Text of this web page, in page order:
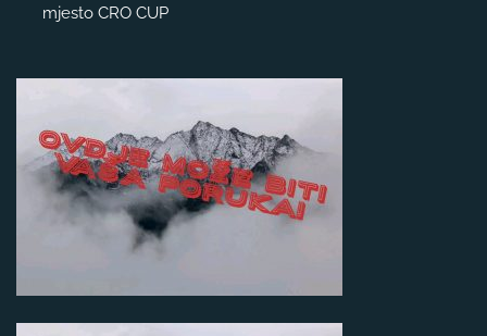
mjesto CRO CUP